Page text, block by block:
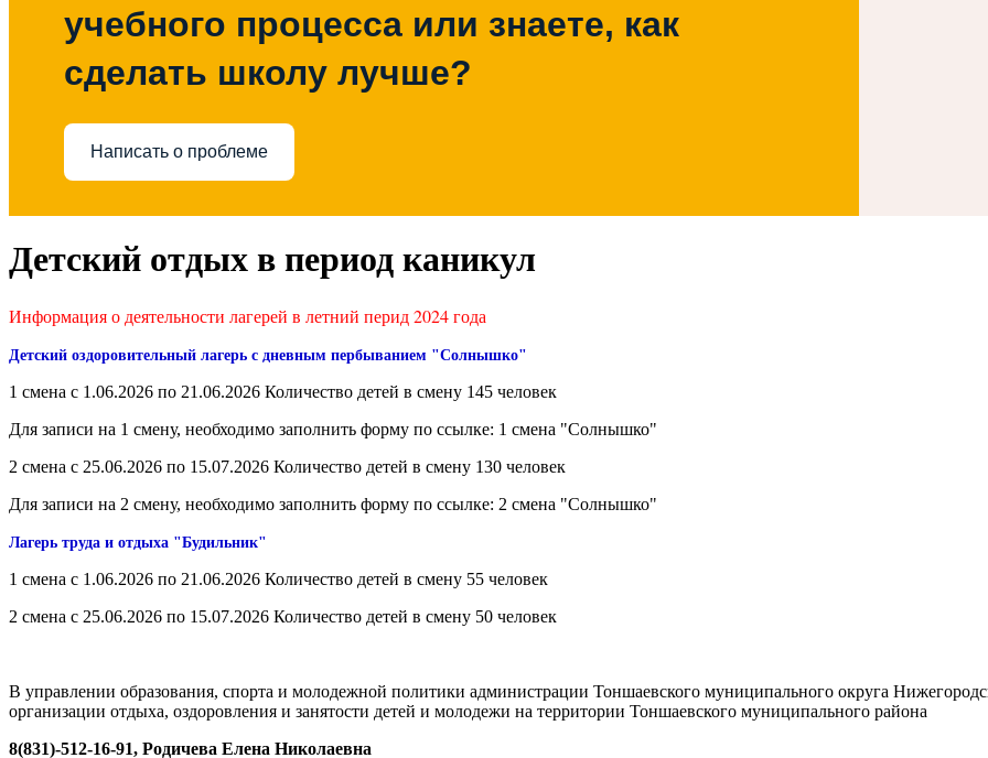
учебного процесса или знаете, как
сделать школу лучше?
Написать о проблеме
Детский отдых в период каникул
Информация о деятельности лагерей в летний перид 2024 года
Детский оздоровительный лагерь с дневным пербыванием "Солнышко"
1 смена с 1.06.2026 по 21.06.2026 Количество детей в смену 145 человек
Для записи на 1 смену, необходимо заполнить форму по ссылке: 1 смена "Солнышко"
2 смена с 25.06.2026 по 15.07.2026 Количество детей в смену 130 человек
Для записи на 2 смену, необходимо заполнить форму по ссылке: 2 смена "Солнышко"
Лагерь труда и отдыха "Будильник"
1 смена с 1.06.2026 по 21.06.2026 Количество детей в смену 55 человек
2 смена с 25.06.2026 по 15.07.2026 Количество детей в смену 50 человек
В управлении образования, спорта и молодежной политики администрации Тоншаевского муниципального округа
организации отдыха, оздоровления и занятости детей и молодежи на территории Тоншаевского муниципального района
8(831)-512-16-91, Родичева Елена Николаевна